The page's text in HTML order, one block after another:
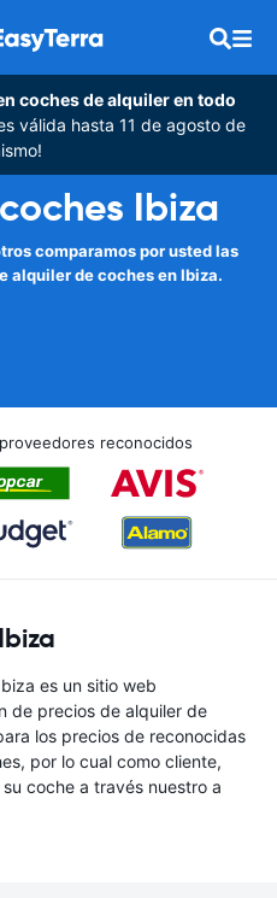
coches de alquiler en todo
válida hasta 11 de agosto de
Ibiza
comparamos por usted las
alquiler de coches en Ibiza.
reconocidos
es un sitio web
de precios de alquiler de
los precios de reconocidas
por lo cual como cliente,
coche a través nuestro a